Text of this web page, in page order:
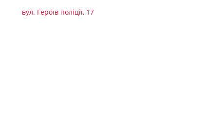
вул. Героїв поліції, 17